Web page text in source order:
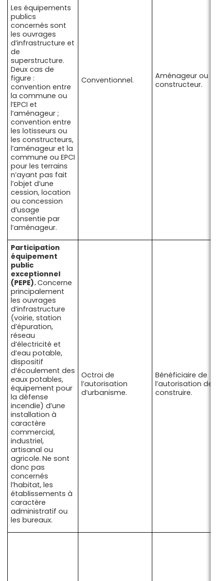
Les équipements
publics
concernés sont
les ouvrages
d’infrastructure et
de
superstructure.
Deux cas de
figure :
convention entre
la commune ou
l’EPCI et
l’aménageur ;
convention entre
les lotisseurs ou
les constructeurs,
l’aménageur et la
commune ou EPCI
pour les terrains
n’ayant pas fait
l’objet d’une
cession, location
ou concession
d’usage
consentie par
l’aménageur.
Conventionnel.
Aménageur ou
constructeur.
Participation
équipement
public
exceptionnel
(PEPE).Concerne
principalement
les ouvrages
d’infrastructure
(voirie, station
d’épuration,
réseau
d’électricité et
d’eau potable,
dispositif
d’écoulement des
eaux potables,
équipement pour
la défense
incendie) d’une
installation à
caractère
commercial,
industriel,
artisanal ou
agricole. Ne sont
donc pas
concernés
l’habitat, les
établissements à
caractère
administratif ou
les bureaux.
Octroi de
l’autorisation
d’urbanisme.
Bénéficiaire de
l’autorisation de
construire.